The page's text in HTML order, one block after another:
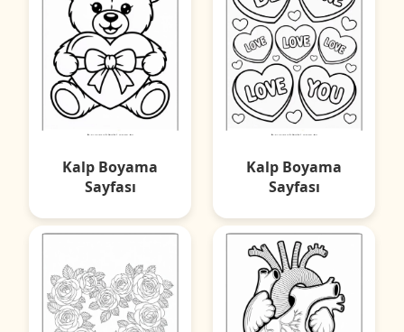
Kalp Boyama
Sayfası
Kalp Boyama
Sayfası